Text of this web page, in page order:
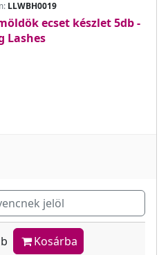
LLWBH0019
ecset készlet 5db -
Lashes
jelöl
Kosárba